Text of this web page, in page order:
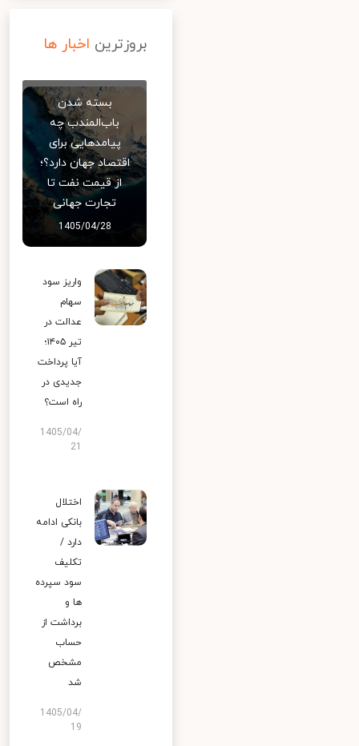
بروزترین اخبار ها
بسته شدن
باب‌المندب چه
پیامدهایی برای
اقتصاد جهان دارد؟؛
از قیمت نفت تا
تجارت جهانی
1405/04/28
واریز سود
سهام
عدالت در
تیر ۱۴۰۵؛
آیا پرداخت
جدیدی در
راه است؟
1405/04/
اختلال
بانکی ادامه
دارد /
تکلیف
سود سپرده
ها و
برداشت از
حساب
مشخص
شد
1405/04/
19